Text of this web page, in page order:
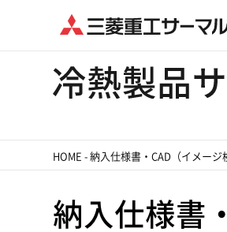
HOME -納入仕様書・CAD（イメージ
納入仕様書